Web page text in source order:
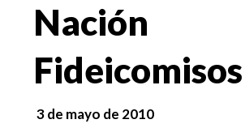
Nación
3 de mayo de 2010